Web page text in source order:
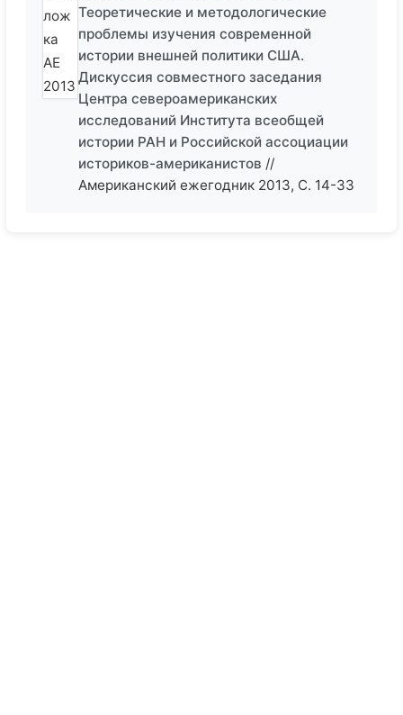
Теоретические и методологические
проблемы изучения современной
истории внешней политики США.
Дискуссия совместного заседания
Центра североамериканских
исследований Института всеобщей
истории РАН и Российской ассоциации
историков-американистов //
Американский ежегодник 2013, С. 14-33